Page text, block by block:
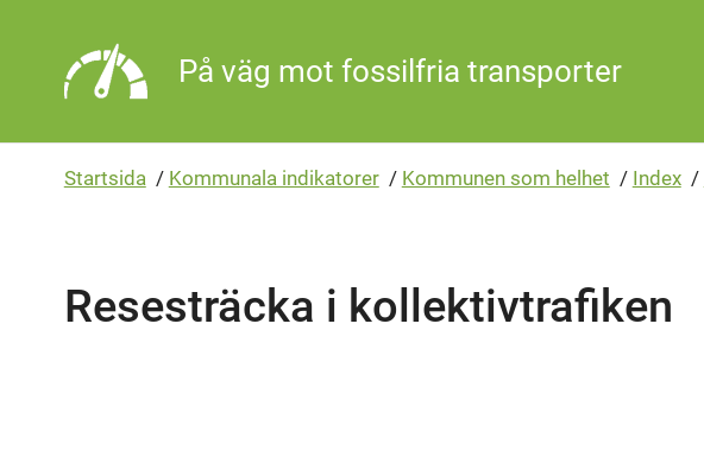
På väg mot fossilfria transporter
Startsida / Kommunala indikatorer / Kommunen som helhet / Index /
Resesträcka i kollektivtrafiken